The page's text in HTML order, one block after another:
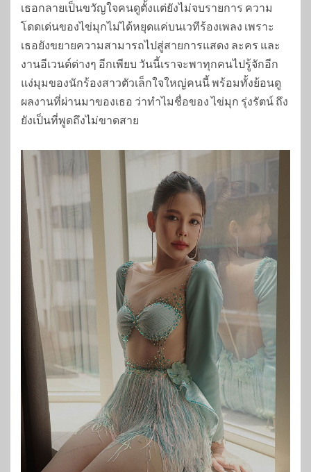
เธอกลายเป็นขวัญใจคนดูตั้งแต่ยังไม่จบรายการ ความ
โดดเด่นของไข่มุกไม่ได้หยุดแค่บนเวทีร้องเพลง เพราะ
เธอยังขยายความสามารถไปสู่สายการแสดง ละคร และ
งานอีเวนต์ต่างๆ อีกเพียบ วันนี้เราจะพาทุกคนไปรู้จักอีก
แง่มุมของนักร้องสาวตัวเล็กใจใหญ่คนนี้ พร้อมทั้งย้อนดู
ผลงานที่ผ่านมาของเธอ ว่าทำไมชื่อของ ไข่มุก รุ่งรัตน์ ถึง
ยังเป็นที่พูดถึงไม่ขาดสาย